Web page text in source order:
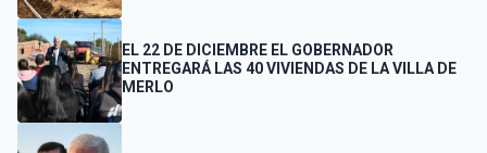
EL 22 DE DICIEMBRE EL GOBERNADOR
ENTREGARÁ LAS 40 VIVIENDAS DE LA VILLA DE
MERLO